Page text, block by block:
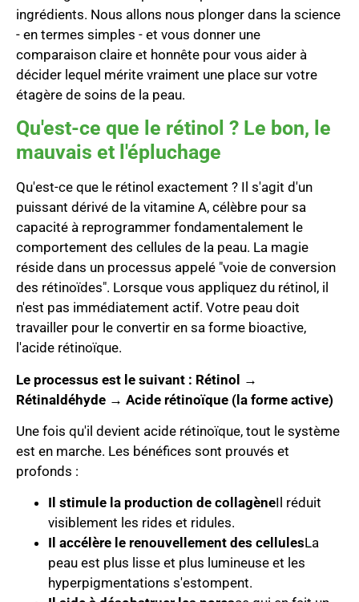
ingrédients. Nous allons nous plonger dans la science
- en termes simples - et vous donner une
comparaison claire et honnête pour vous aider à
décider lequel mérite vraiment une place sur votre
étagère de soins de la peau.
Qu'est-ce que le rétinol ? Le bon, le
mauvais et l'épluchage
Qu'est-ce que le rétinol exactement ? Il s'agit d'un
puissant dérivé de la vitamine A, célèbre pour sa
capacité à reprogrammer fondamentalement le
comportement des cellules de la peau. La magie
réside dans un processus appelé "voie de conversion
des rétinoïdes". Lorsque vous appliquez du rétinol, il
n'est pas immédiatement actif. Votre peau doit
travailler pour le convertir en sa forme bioactive,
l'acide rétinoïque.
Le processus est le suivant : Rétinol →
Rétinaldéhyde → Acide rétinoïque (la forme active)
Une fois qu'il devient acide rétinoïque, tout le système
est en marche. Les bénéfices sont prouvés et
profonds :
Il stimule la production de collagèneIl réduit
visiblement les rides et ridules.
Il accélère le renouvellement des cellulesLa
peau est plus lisse et plus lumineuse et les
hyperpigmentations s'estompent.